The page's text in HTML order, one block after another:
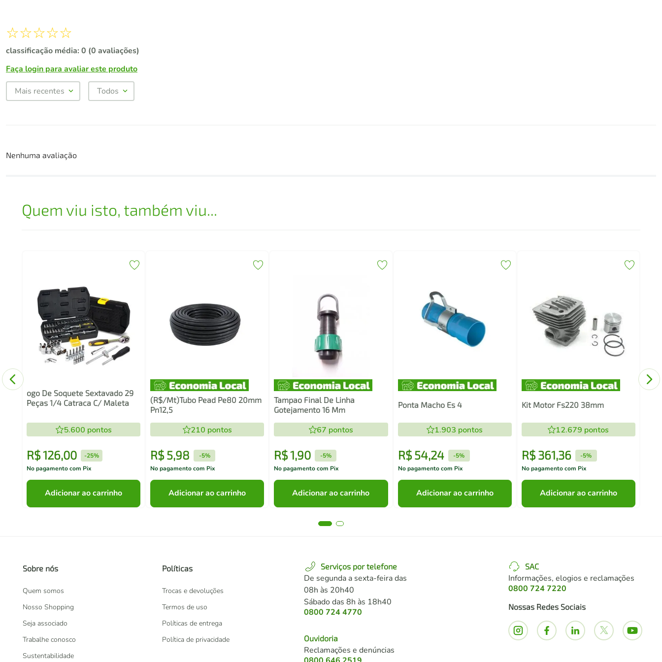
☆☆☆☆☆
classificação média: 0 (0 avaliações)
Faça login para avaliar este produto
Mais recentes Todos
Nenhuma avaliação
Quem viu isto, também viu...
ogo De Soquete Sextavado 29
Peças 1/4 Catraca C/ Maleta
5.600 pontos
R$126,00 -25%
No pagamento com Pix
Adicionar ao carrinho
(R$/Mt)Tubo Pead Pe80 20mm
Pn12,5
210 pontos
R$ 5,98 -5%
No pagamento com Pix
Adicionar ao carrinho
Tampao Final De Linha
Gotejamento 16 Mm
67 pontos
R$1,90 -5%
No pagamento com Pix
Adicionar ao carrinho
Ponta Macho Es 4
1.903 pontos
R$ 54,24 -5%
No pagamento com Pix
Adicionar ao carrinho
Kit Motor Fs220 38mm
12.679 pontos
R$ 361,36 -5%
No pagamento com Pix
Adicionar ao carrinho
Sobre nós
Quem somos
Nosso Shopping
Seja associado
Trabalhe conosco
Sustentabilidade
Políticas
Trocas e devoluções
Termos de uso
Políticas de entrega
Política de privacidade
Serviços por telefone
De segunda a sexta-feira das
08h às 20h40
Sábado das 8h às 18h40
0800 724 4770
Ouvidoria
Reclamações e denúncias
SAC
Informações, elogios e reclamações
0800 724 7220
Nossas Redes Sociais